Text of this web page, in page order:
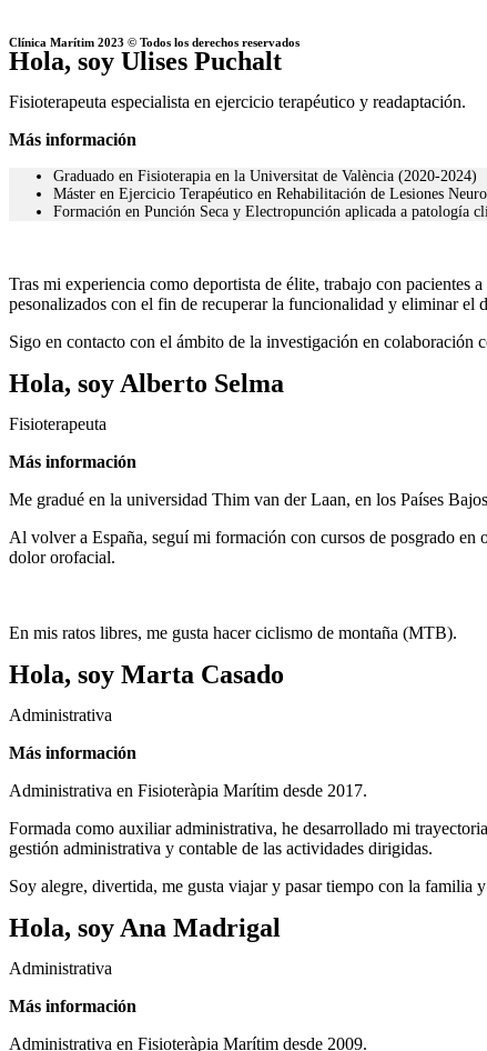
Clínica Marítim 2023 © Todos los derechos reservados
Hola, soy Ulises Puchalt
Fisioterapeuta especialista en ejercicio terapéutico y readaptación.
Más información
Graduado en Fisioterapia en la Universitat de València (2020-2024)
Máster en Ejercicio Terapéutico en Rehabilitación de Lesiones
Formación en Punción Seca y Electropunción aplicada a patología
Tras mi experiencia como deportista de élite, trabajo con
pesonalizados con el fin de recuperar la funcionalidad y eliminar el
Sigo en contacto con el ámbito de la investigación en colaboración
Hola, soy Alberto Selma
Fisioterapeuta
Más información
Me gradué en la universidad Thim van der Laan, en los Países
Al volver a España, seguí mi formación con cursos de posgrado
dolor orofacial.
En mis ratos libres, me gusta hacer ciclismo de montaña (MTB).
Hola, soy Marta Casado
Administrativa
Más información
Administrativa en Fisioteràpia Marítim desde 2017.
Formada como auxiliar administrativa, he desarrollado mi
gestión administrativa y contable de las actividades dirigidas.
Soy alegre, divertida, me gusta viajar y pasar tiempo con la familia
Hola, soy Ana Madrigal
Administrativa
Más información
Administrativa en Fisioteràpia Marítim desde 2009.